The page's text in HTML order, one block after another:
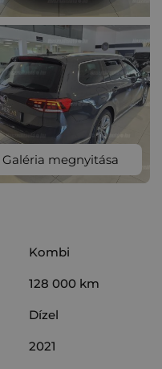
Galéria megnyitása
Kombi
128 000 km
Dízel
2021